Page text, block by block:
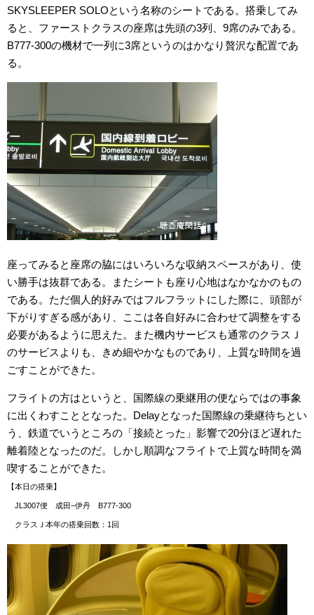
SKYSLEEPER SOLOという名称のシートである。搭乗してみ
ると、ファーストクラスの座席は先頭の3列、9席のみである。
B777-300の機材で一列に3席というのはかなり贅沢な配置であ
る。
座ってみると座席の脇にはいろいろな収納スペースがあり、使
い勝手は抜群である。またシートも座り心地はなかなかのもの
である。ただ個人的好みではフルフラットにした際に、頭部が
下がりすぎる感があり、ここは各自好みに合わせて調整をする
必要があるように思えた。また機内サービスも通常のクラスＪ
のサービスよりも、きめ細やかなものであり、上質な時間を過
ごすことができた。
フライトの方はというと、国際線の乗継用の便ならではの事象
に出くわすこととなった。Delayとなった国際線の乗継待ちとい
う、鉄道でいうところの「接続とった」影響で20分ほど遅れた
離着陸となったのだ。しかし順調なフライトで上質な時間を満
喫することができた。
【本日の搭乗】
JL3007便 成田−伊丹 B777-300
クラスＪ本年の搭乗回数：1回